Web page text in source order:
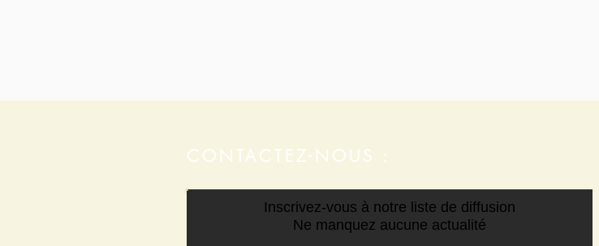
CONTACTEZ-NOUS :
Inscrivez-vous à notre liste de diffusion
Ne manquez aucune actualité